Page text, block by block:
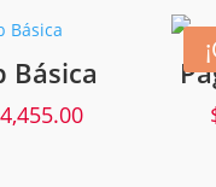
Básica
4,455.00Rango